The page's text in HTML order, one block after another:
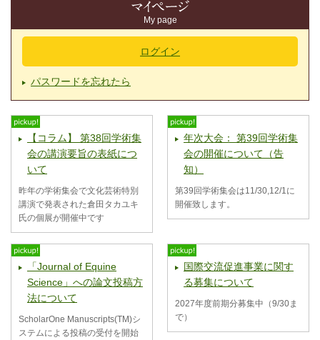
My page
ログイン
パスワードを忘れたら
【コラム】 第38回学術集
会の講演要旨の表紙につ
いて
昨年の学術集会で文化芸術特別
講演で発表された倉田タカユキ
氏の個展が開催中です
年次大会： 第39回学術集
会の開催について（告
知）
第39回学術集会は11/30,12/1に
開催致します。
「Journal of Equine
Science」への論文投稿方
法について
ScholarOne Manuscripts(TM)シ
ステムによる投稿の受付を開始
国際交流促進事業に関す
る募集について
2027年度前期分募集中（9/30ま
で）